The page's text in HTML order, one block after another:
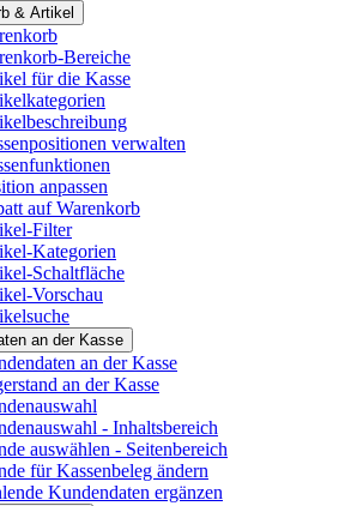
& Artikel
Bereiche
für die Kasse
verwalten
anpassen
auf Warenkorb
Filter
Kategorien
Schaltfläche
Vorschau
an der Kasse
an der Kasse
an der Kasse
- Inhaltsbereich
auswählen - Seitenbereich
für Kassenbeleg ändern
Kundendaten ergänzen